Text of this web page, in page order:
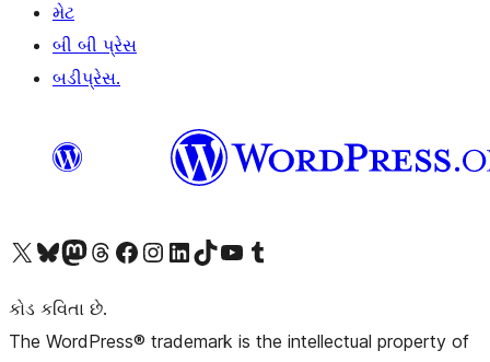
મેટ
બી બી પ્રેસ
બડીપ્રેસ.
અમારા X (અગાઉ ટ્વિટર) એકાઉન્ટની મુલાકાત લોઅમારા Bluesky એકાઉન્ટની મુલાકાત લોઅમારા માસ્ટોડોન એકાઉન્ટની મુલાકાત લોઅમારા Threads એકાઉન્ટની મુલાકાત લો અમારા ફેસબુક પેજની મુલાકાત લોઅમારા ઇન્સ્ટાગ્રામ એકાઉન્ટની મુલાકાત લો અમારા LinkedIn એકાઉન્ટની મુલાકાત લોઅમારા TikTok એકાઉન્ટની મુલાકાત લોઅમારી YouTube ચેનલની મુલાકાત લો અમારા Tumblr એકાઉન્ટની મુલાકાત લો
કોડ કવિતા છે.
The WordPress® trademark is the intellectual property of